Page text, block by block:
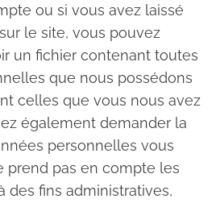
ou si vous avez laissé
le site, vous pouvez
un fichier contenant toutes
que nous possédons
celles que vous nous avez
également demander la
personnelles vous
prend pas en compte les
des fins administratives,